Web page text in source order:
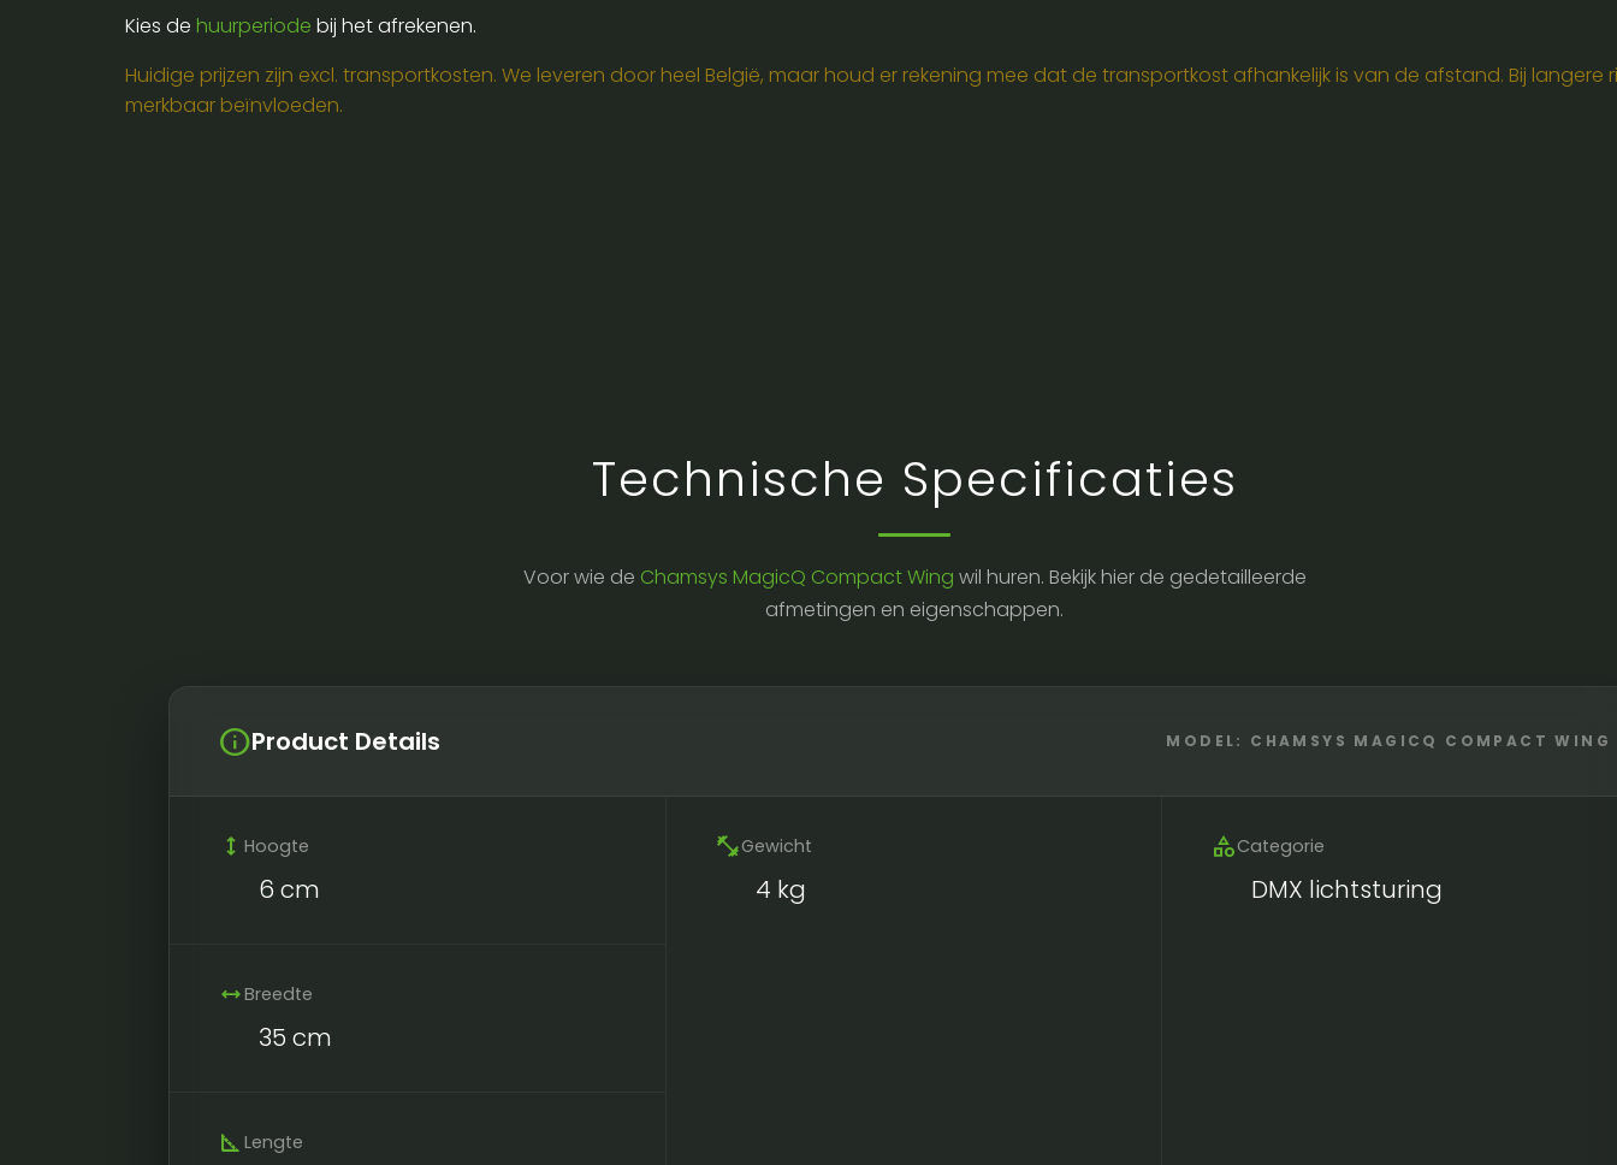
Kies de huurperiode bij het afrekenen.
Huidige prijzen zijn excl. transportkosten. We leveren door heel België, maar houd er rekening mee dat de transportkost afhankelijk is van de afstand. Bij
merkbaar beïnvloeden.
Technische Specificaties
Voor wie de Chamsys MagicQ Compact Wing wil huren. Bekijk hier de gedetailleerde
afmetingen en eigenschappen.
infoProduct Details MODEL: CHAMSYS MAGICQ COMPACT WING
height Hoogte
6 cm
widthBreedte
35 cm
square_foot Lengte
fitness_centerGewicht
4 kg
categoryCategorie
DMX lichtsturing